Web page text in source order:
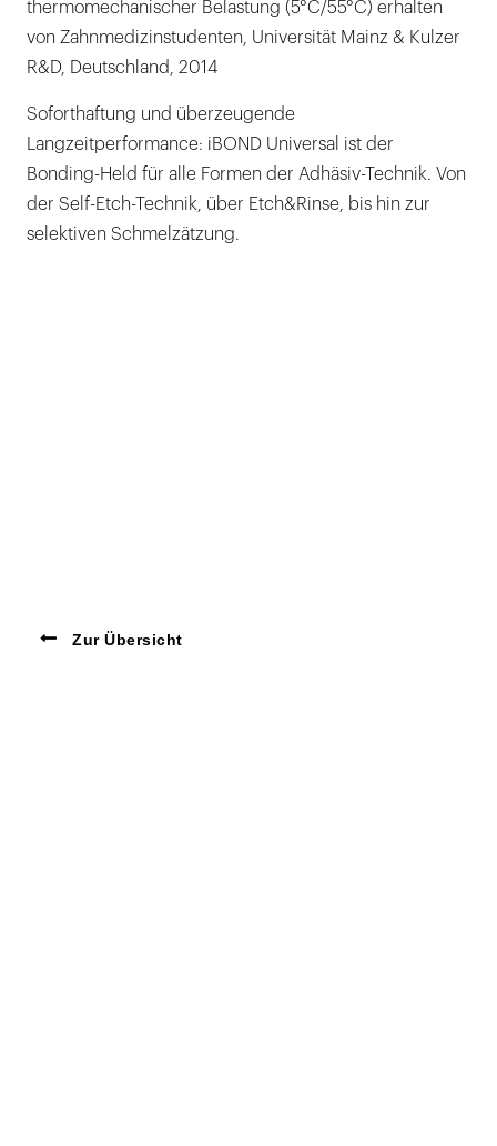
thermomechanischer Belastung (5°C/55°C) erhalten
von Zahnmedizinstudenten, Universität Mainz & Kulzer
R&D, Deutschland, 2014
Soforthaftung und überzeugende
Langzeitperformance: iBOND Universal ist der
Bonding-Held für alle Formen der Adhäsiv-Technik. Von
der Self-Etch-Technik, über Etch&Rinse, bis hin zur
selektiven Schmelzätzung.
Zur Übersicht